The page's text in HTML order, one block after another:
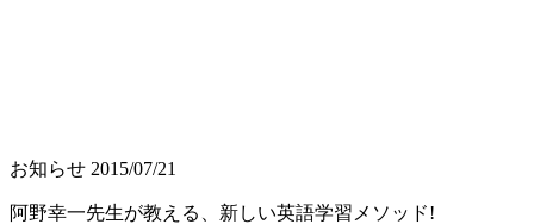
お知らせ 2015/07/21
阿野幸一先生が教える、新しい英語学習メソッド!